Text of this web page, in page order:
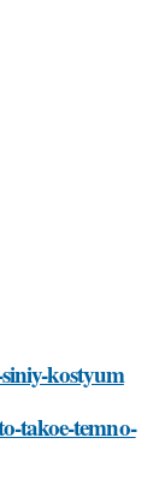
kostyum
takoe-temno-